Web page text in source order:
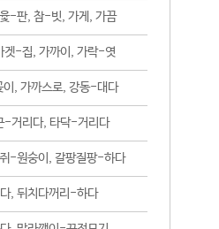
-판, 참-빗, 가게, 가끔
겟-집, 가까이, 가락-엿
, 가까스로, 강동-대다
-거리다, 타닥-거리다
-원숭이, 갈팡질팡-하다
, 뒤치다꺼리-하다